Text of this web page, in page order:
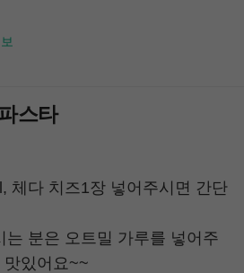
스타
체다 치즈1장 넣어주시면 간단
는 분은 오트밀 가루를 넣어주
맛있어요~~